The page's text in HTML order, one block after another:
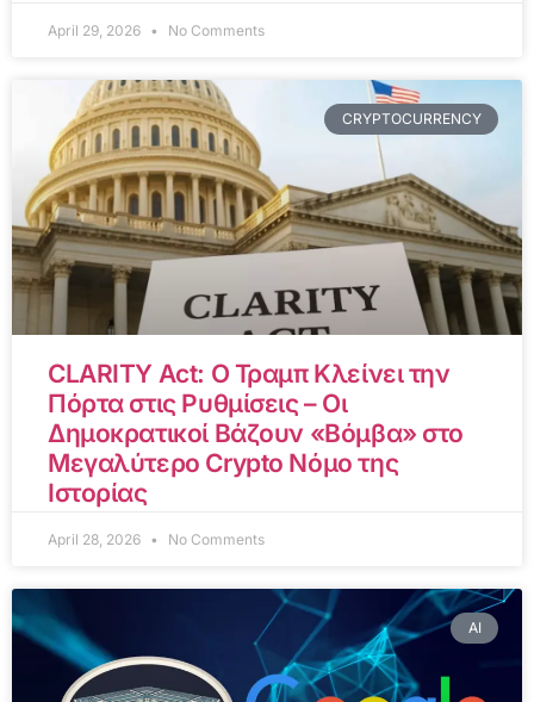
April 29, 2026 No Comments
CRYPTOCURRENCY
CLARITY Act: Ο Τραμπ Κλείνει την
Πόρτα στις Ρυθμίσεις – Οι
Δημοκρατικοί Βάζουν «Βόμβα» στο
Μεγαλύτερο Crypto Νόμο της
Ιστορίας
April 28, 2026 No Comments
AI